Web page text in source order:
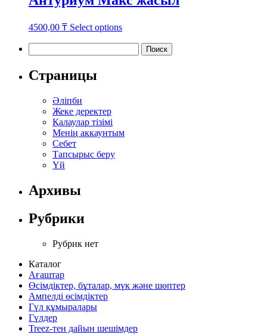
4500,00 ₸ Select options
has
multiple
on
Страницы
Әліпби
Жеке деректер
Қалаулар тізімі
Менің аккаунтым
Себет
Тапсырыс беру
Үй
Архивы
Рубрики
Рубрик нет
Каталог
Ағаштар
Өсімдіктер, бұталар, мүк және шөптер
Ампелді өсімдіктер
Гүл құмыралары
Гүлдер
Treez-тен дайын шешімдер